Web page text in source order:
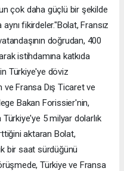
çok daha güçlü bir şekilde
fikirdeler."Bolat, Fransız
doğrudan, 400
istihdamına katkıda
Türkiye'ye döviz
ve Fransa Dış Ticaret ve
Bakan Forissier'nin,
5 milyar dolarlık
aktaran Bolat,
bir saat sürdüğünü
Türkiye ve Fransa